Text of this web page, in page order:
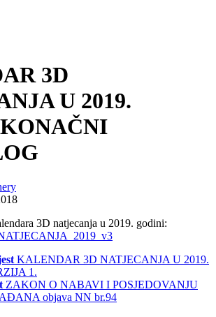
3D
U 2019.
3D natjecanja u 2019. godini:
KALENDAR 3D NATJECANJA U 2019.
1.
ZAKON O NABAVI I POSJEDOVANJU
objava NN br.94